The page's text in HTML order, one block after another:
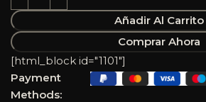
Añadir Al Carrito
Comprar Ahora
[html_block id="1101"]
Payment
Methods: